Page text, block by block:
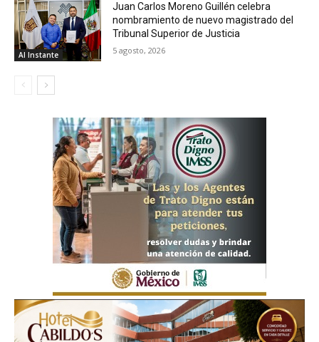
Al Instante
Juan Carlos Moreno Guillén celebra
nombramiento de nuevo magistrado del
Tribunal Superior de Justicia
5 agosto, 2026